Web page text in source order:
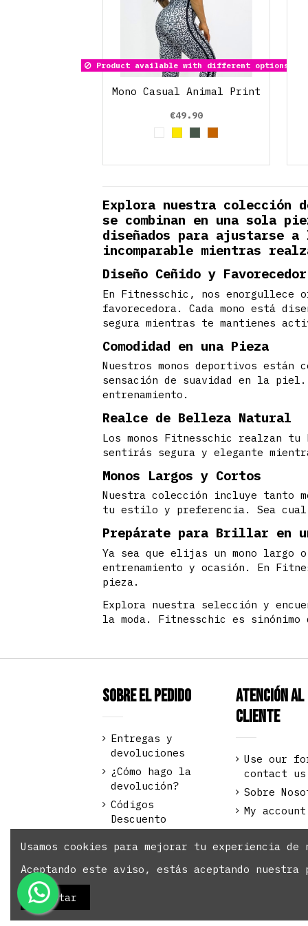
Product available with different options
Mono Casual Animal Print
€49.90
WhiteYellowVerde Oliva
Brown
Explora nuestra colección
se combinan en una sola
diseñados para ajustarse a
incomparable mientras
Diseño Ceñido y Favorecedor
En Fitnesschic, nos enorgullece
favorecedora. Cada mono está
segura mientras te mantienes
Comodidad en una Pieza
Nuestros monos deportivos
sensación de suavidad en la
entrenamiento.
Realce de Belleza Natural
Los monos Fitnesschic realzan
sentirás segura y elegante
Monos Largos y Cortos
Nuestra colección incluye tanto
tu estilo y preferencia. Sea cual
Prepárate para Brillar en
Ya sea que elijas un mono largo
entrenamiento y ocasión. En
pieza.
Explora nuestra selección y
la moda. Fitnesschic es sinónimo
Sobre el pedido
Entregas y
devoluciones
¿Cómo hago la
devolución?
Códigos
Descuento
Atención al
Cliente
Use our
contact us
Sobre
My account
Usamos cookies para mejorar tu experiencia de
Aceptando este aviso, estás aceptando
Aceptar